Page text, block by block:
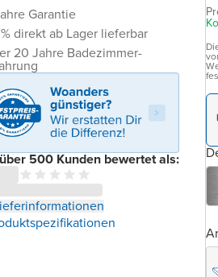
Garantie
direkt ab Lager lieferbar
20 Jahre Badezimmer-
500 Kunden bewertet als: